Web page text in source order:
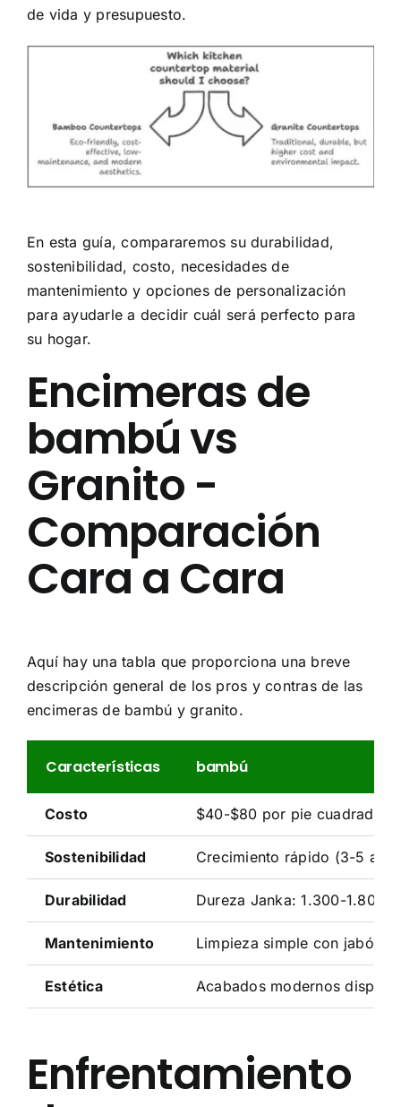
de vida y presupuesto.
En esta guía, compararemos su durabilidad,
sostenibilidad, costo, necesidades de
mantenimiento y opciones de personalización
para ayudarle a decidir cuál será perfecto para
su hogar.
Encimeras de
bambú vs
Granito -
Comparación
Cara a Cara
Aquí hay una tabla que proporciona una breve
descripción general de los pros y contras de las
encimeras de bambú y granito.
Características bambú
Costo $40-$80 por pie cuadrado
Sostenibilidad Crecimiento rápido (3-5
Durabilidad Dureza Janka: 1.300-1.800
Mantenimiento Limpieza simple con jabón
Estética Acabados modernos
Enfrentamiento